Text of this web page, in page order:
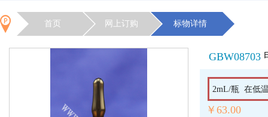
首页 网上订购 标物详情
GBW08703
2mL/瓶 在低
￥63.00